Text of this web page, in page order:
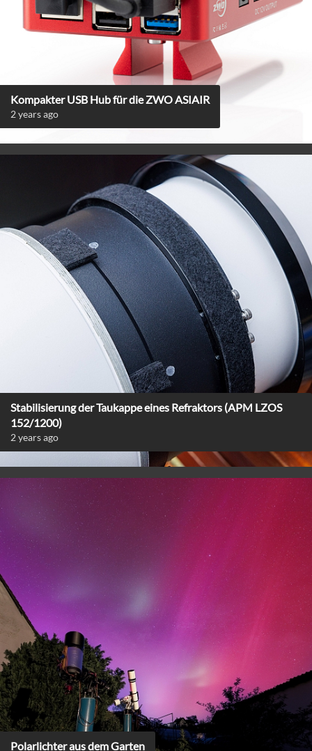
Kompakter USB Hub für die ZWO ASIAIR
2 years ago
Stabilisierung der Taukappe eines Refraktors (APM LZOS
152/1200)
2 years ago
Polarlichter aus dem Garten